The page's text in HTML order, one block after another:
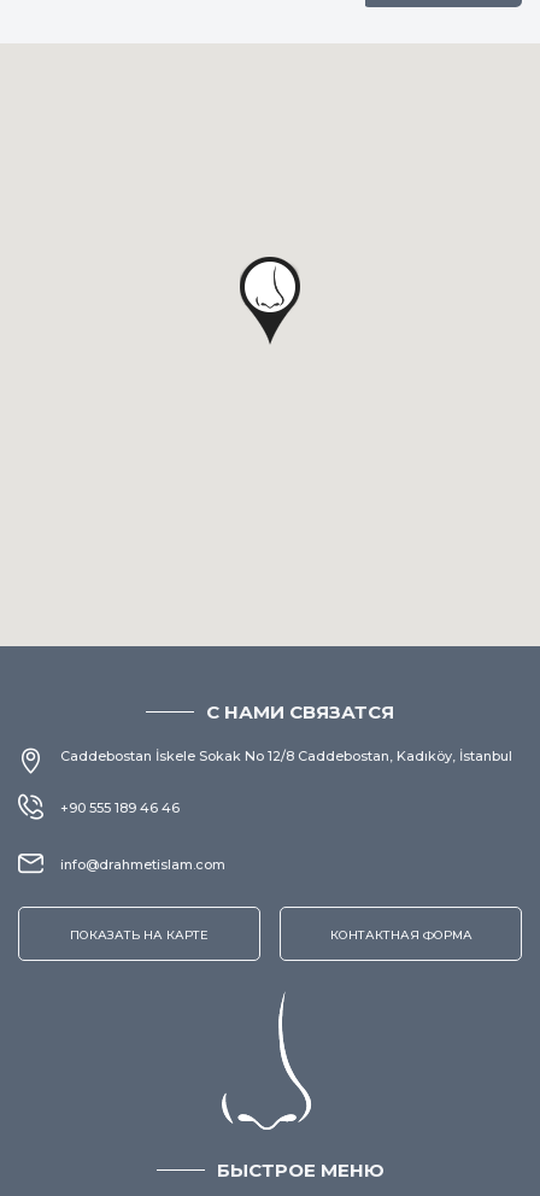
С НАМИ СВЯЗАТСЯ
Caddebostan İskele Sokak No 12/8 Caddebostan, Kadıköy, İstanbul
+90 555 189 46 46
info@drahmetislam.com
ПОКАЗАТЬ НА КАРТЕ КОНТАКТНАЯ ФОРМА
БЫСТРОЕ МЕНЮ